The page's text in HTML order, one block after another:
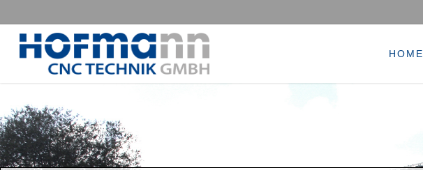
main
content
HOME